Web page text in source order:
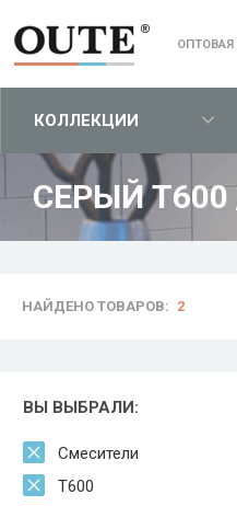
КОЛЛЕКЦИИ
СЕРЫЙ T600
НАЙДЕНО ТОВАРОВ: 2
ВЫ ВЫБРАЛИ:
Смесители
T600